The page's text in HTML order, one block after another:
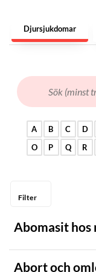
Djursjukdomar
A B C D
O
P Q R
Filter
Fisk
Fjäderfä
vilda
Gnagare
Hare
Hjortdjur
Hund
Abomasit hos
Abort och